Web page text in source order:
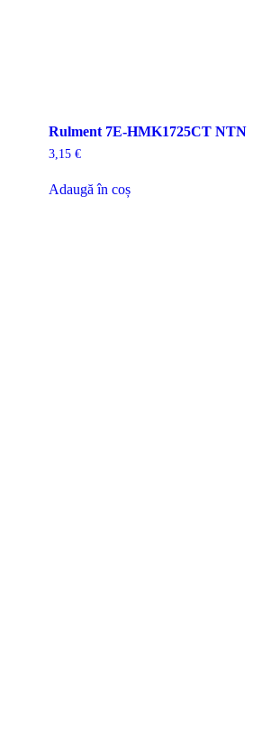
Rulment 7E-HMK1725CT NTN
3,15€
Adaugă în coș